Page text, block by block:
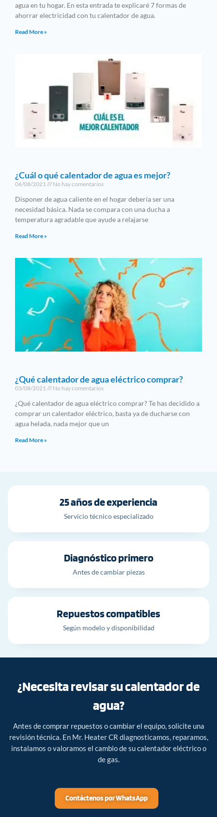
agua en tu hogar. En esta entrada te explicaré 7 formas de
ahorrar electricidad con tu calentador de agua.
Read More »
¿Cuál o qué calentador de agua es mejor?
06/08/2021 No hay comentarios
Disponer de agua caliente en el hogar debería ser una
necesidad básica. Nada se compara con una ducha a
temperatura agradable que ayude a relajarse
Read More »
¿Qué calentador de agua eléctrico comprar?
03/08/2021 No hay comentarios
¿Qué calentador de agua eléctrico comprar? Te has decidido a
comprar un calentador eléctrico, basta ya de ducharse con
agua helada, nada mejor que un
Read More »
25 años de experiencia
Servicio técnico especializado
Diagnóstico primero
Antes de cambiar piezas
Repuestos compatibles
Según modelo y disponibilidad
¿Necesita revisar su calentador de
agua?
Antes de comprar repuestos o cambiar el equipo, solicite una
revisión técnica. En Mr. Heater CR diagnosticamos, reparamos,
instalamos o valoramos el cambio de su calentador eléctrico o
de gas.
Contáctenos por WhatsApp